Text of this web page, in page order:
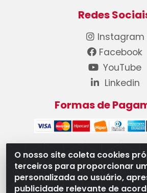
O nosso site coleta cookies
terceiros para proporcionar
personalizada ao usuário,
publicidade relevante de
Redes
Instagram
Facebook
YouTube
Linkedin
Formas de
WB Componentes Automotivos
08.528.393/0001-12 - Rua do
Oeste Industrial, Goiânia/GO -